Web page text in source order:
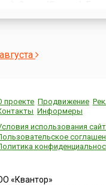
Гавана (Куба), Куала-
проекте Продвижение
Информеры
использования
«Квантор»